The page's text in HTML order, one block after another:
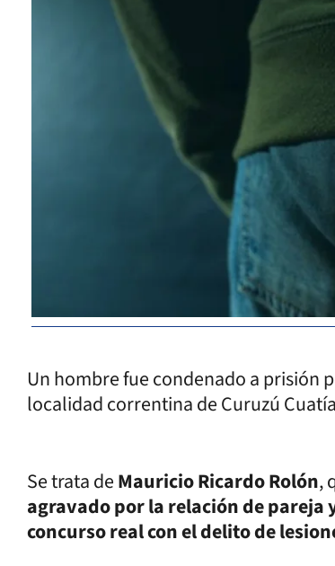
Un hombre fue condenado a prisión
localidad correntina de Curuzú
Se trata deMauricio Ricardo Rolón,
agravado por la relación de
concurso real con el delito de